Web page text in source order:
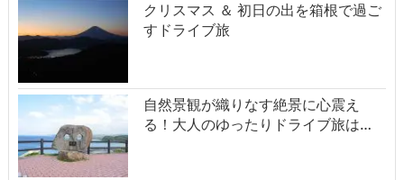
クリスマス ＆ 初日の出を箱根で過ご
すドライブ旅
自然景観が織りなす絶景に心震え
る！大人のゆったりドライブ旅は…